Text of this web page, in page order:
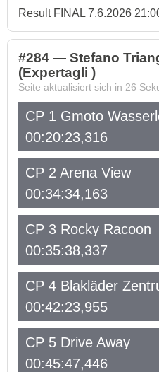
Result FINAL 7.6.2026
#284 — Stefano
(Expertagli )
Seite aktualisiert sich in 26
CP 1 Gmoto
00:20:23,316
CP 2 Arena View
00:34:34,163
CP 3 Rocky Racoon
00:35:38,337
CP 4 Blakläder
00:42:23,955
CP 5 Drive Away
00:45:47,446